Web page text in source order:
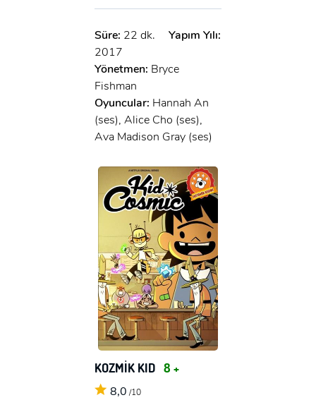
Süre: 22 dk.
Yapım Yılı:
2017
Yönetmen: Bryce
Fishman
Oyuncular: Hannah An
(ses), Alice Cho (ses),
Ava Madison Gray (ses)
KOZMİK KID 8 +
8,0 /10